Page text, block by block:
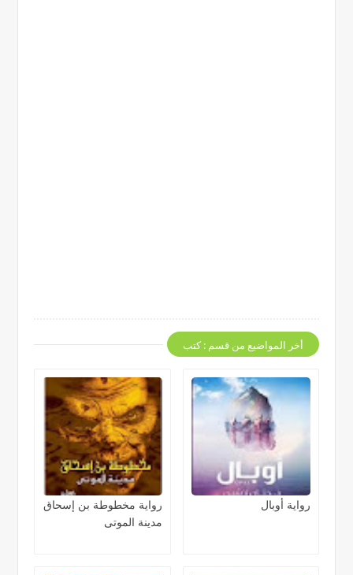
أخر المواضيع من قسم : كتب
رواية أوبال
رواية مخطوطة بن إسحاق
مدينة الموتى